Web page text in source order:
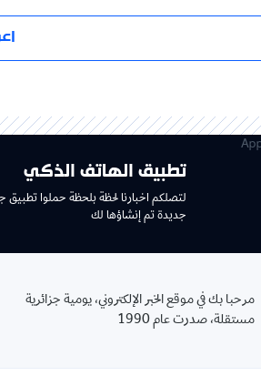
تطبيق الهاتف الذكي
لتصلكم اخبارنا لحظة بلحظة حملوا تطبيق
جديدة تم إنشاؤها لك
مرحبا بك في موقع الخبر الإلكتروني، يومية جزائرية
مستقلة، صدرت عام 1990